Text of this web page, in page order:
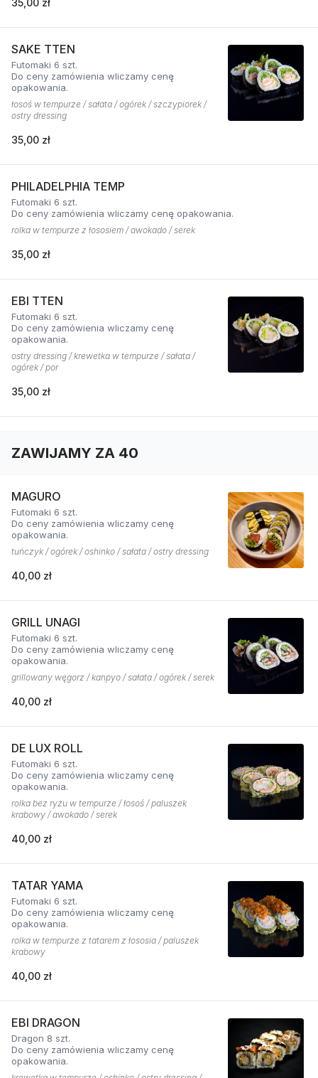
35,00 zł
SAKE TTEN
Futomaki 6 szt.
Do ceny zamówienia wliczamy cenę
opakowania.
łosoś w tempurze / sałata / ogórek / szczypiorek /
ostry dressing
35,00 zł
PHILADELPHIA TEMP
Futomaki 6 szt.
Do ceny zamówienia wliczamy cenę opakowania.
rolka w tempurze z łososiem / awokado / serek
35,00 zł
EBI TTEN
Futomaki 6 szt.
Do ceny zamówienia wliczamy cenę
opakowania.
ostry dressing / krewetka w tempurze / sałata /
ogórek / por
35,00 zł
ZAWIJAMY ZA 40
MAGURO
Futomaki 6 szt.
Do ceny zamówienia wliczamy cenę
opakowania.
tuńczyk / ogórek / oshinko / sałata / ostry dressing
40,00 zł
GRILL UNAGI
Futomaki 6 szt.
Do ceny zamówienia wliczamy cenę
opakowania.
grillowany węgorz / kanpyo / sałata / ogórek / serek
40,00 zł
DE LUX ROLL
Futomaki 6 szt.
Do ceny zamówienia wliczamy cenę
opakowania.
rolka bez ryżu w tempurze / łosoś / paluszek
krabowy / awokado / serek
40,00 zł
TATAR YAMA
Futomaki 6 szt.
Do ceny zamówienia wliczamy cenę
opakowania.
rolka w tempurze z tatarem z łososia / paluszek
krabowy
40,00 zł
EBI DRAGON
Dragon 8 szt.
Do ceny zamówienia wliczamy cenę
opakowania.